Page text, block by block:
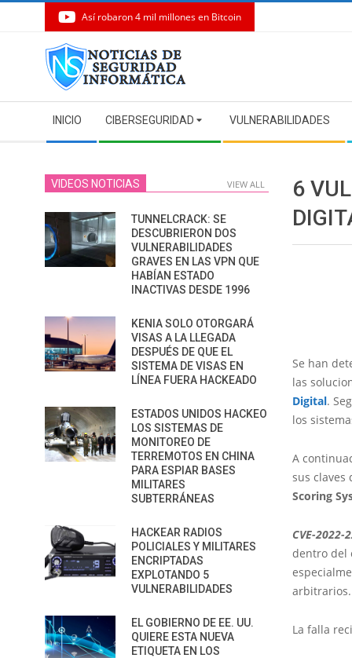
Así robaron 4 mil millones en Bitcoin
Navigation
Menu
INICIO CIBERSEGURIDAD VULNERABILIDADES
6
Se han
las
Digital.
los
A
sus claves
Scoring
CVE-2022-
dentro del
arbitrarios.
La falla
VIDEOS NOTICIAS VIEW ALL
TUNNELCRACK: SE
DESCUBRIERON DOS
VULNERABILIDADES
GRAVES EN LAS VPN QUE
HABÍAN ESTADO
INACTIVAS DESDE 1996
KENIA SOLO OTORGARÁ
VISAS A LA LLEGADA
DESPUÉS DE QUE EL
SISTEMA DE VISAS EN
LÍNEA FUERA HACKEADO
ESTADOS UNIDOS HACKEO
LOS SISTEMAS DE
MONITOREO DE
TERREMOTOS EN CHINA
PARA ESPIAR BASES
MILITARES
SUBTERRÁNEAS
HACKEAR RADIOS
POLICIALES Y MILITARES
ENCRIPTADAS
EXPLOTANDO 5
VULNERABILIDADES
EL GOBIERNO DE EE. UU.
QUIERE ESTA NUEVA
ETIQUETA EN LOS